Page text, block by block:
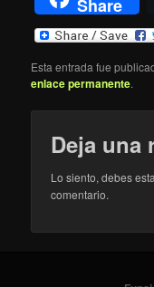
Share
Esta entrada fue
enlace permanente.
Deja una
Lo siento, debes
comentario.